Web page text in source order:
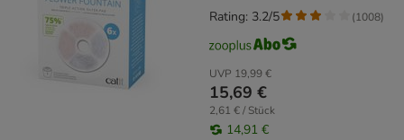
UVP 19,99 €
15,69 €
2,61 € / Stück
14,91 €
Rating: 3.2/5 (1008)